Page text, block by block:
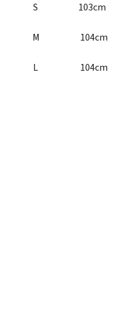
S 103cm
M 104cm
L 104cm